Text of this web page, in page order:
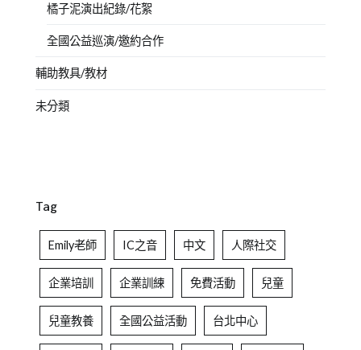
橘子泥演出紀錄/花絮
全國公益巡演/邀約合作
輔助教具/教材
未分類
Tag
Emily老師 IC之音 中文 人際社交
企業培訓 企業訓練 免費活動 兒童
兒童教養 全國公益活動 台北中心